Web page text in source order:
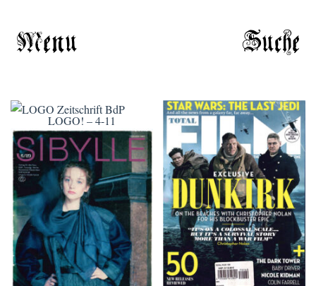
Menu Suche
LOGO! – 4-11
TOTAL FILM #260 –
SUMMER 2017
SIBYLLE 6/89